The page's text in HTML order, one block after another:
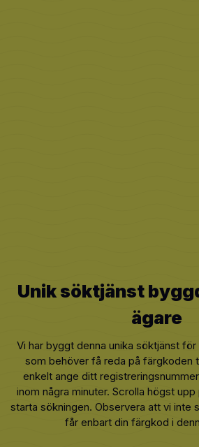
Unik söktjänst
ägare
Vi har byggt denna unika söktjänst
som behöver få reda på färgkoden
enkelt ange ditt
inom några minuter. Scrolla högst
starta sökningen. Observera att vi inte
får enbart din färgkod i